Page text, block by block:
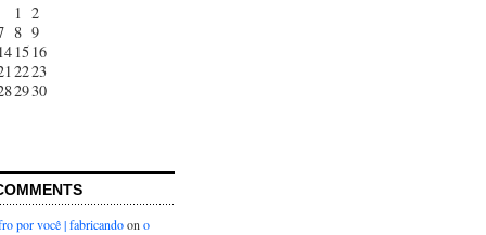
1 2
8 9
14 15 16
2223
2930
por você | fabricandoon o